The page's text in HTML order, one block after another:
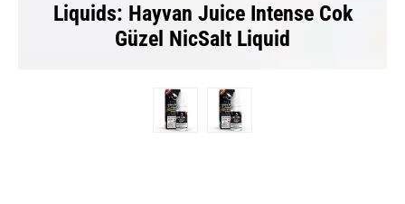
Liquids: Hayvan Juice Intense Cok
Güzel NicSalt Liquid